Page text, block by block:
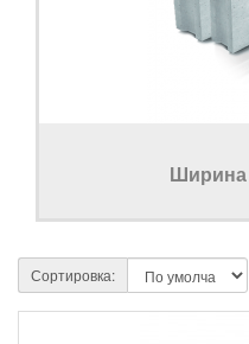
Ширина
Сортировка: